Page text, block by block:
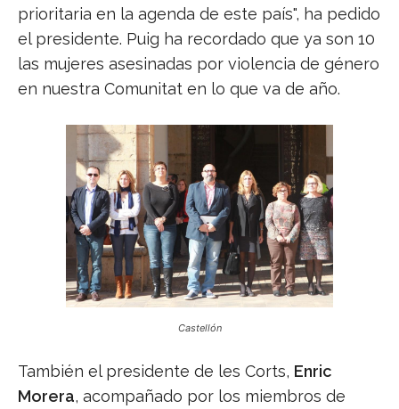
prioritaria en la agenda de este país", ha pedido
el presidente. Puig ha recordado que ya son 10
las mujeres asesinadas por violencia de género
en nuestra Comunitat en lo que va de año.
Castellón
También el presidente de les Corts, Enric
Morera, acompañado por los miembros de